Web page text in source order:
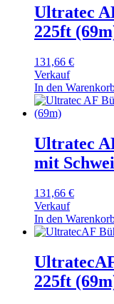
Ultratec
225ft
131,66 €
Verkauf
In den
Ultratec
mit
131,66 €
Verkauf
In den
225ft